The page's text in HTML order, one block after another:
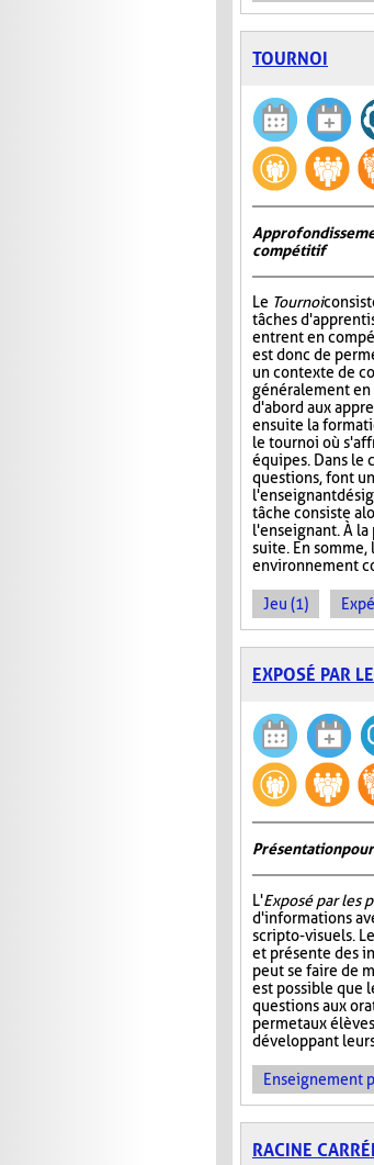
TOURNOI
compétitif
Le Tournoi
tâches
entrent en
est donc de
un contexte de
généralement en
d'abord aux
ensuite la
le tournoi où
équipes. Dans le
questions, font
l'enseignant
tâche consiste
l'enseignant. À la
suite. En somme,
environnement
Jeu (1)
EXPOSÉ PAR
Présentation
L'Exposé par les
d'informations
scripto-visuels.
et présente des
peut se faire de
est possible que
questions aux
permet aux
développant
Enseignement
RACINE